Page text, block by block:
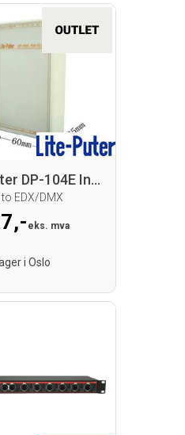
Liteputer DP-104E Interface
EDX/DMX
eks. mva
i Oslo